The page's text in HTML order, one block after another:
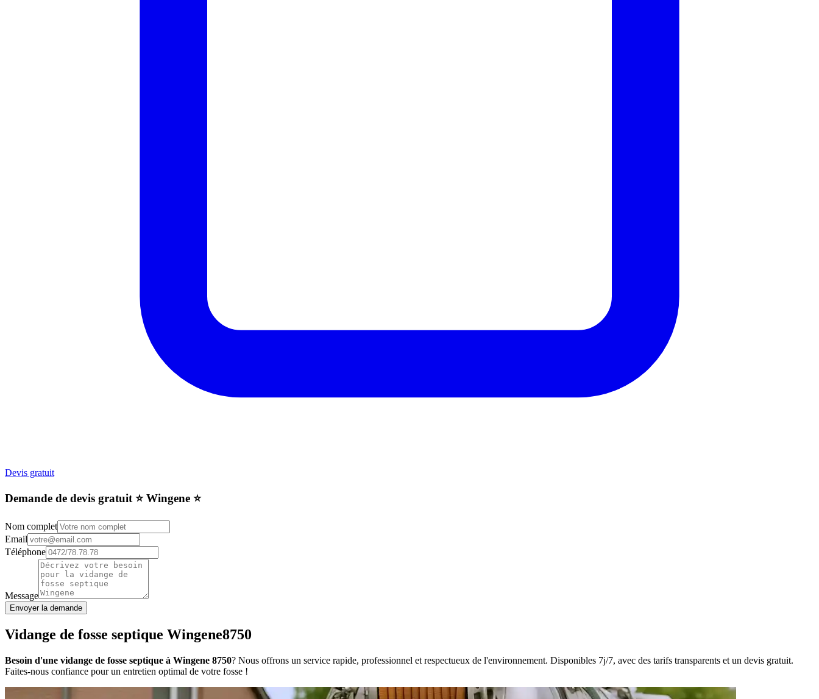
Devis gratuit
Demande de devis gratuit ⭐️ Wingene ⭐️
Nom complet
Email
Téléphone
Message
Envoyer la demande
Vidange de fosse septique Wingene8750
Besoin d'une vidange de fosse septique à Wingene 8750? Nous offrons un service rapide, professionnel et respectueux de l'environnement. Disponibles 7j/7, avec des tarifs transparents et un devis gratuit.
Faites-nous confiance pour un entretien optimal de votre fosse !